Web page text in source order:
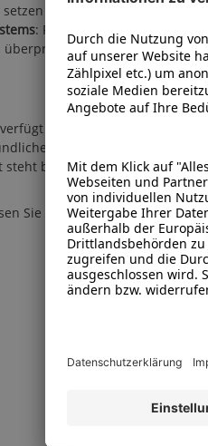
setzen Ihr Gerät auf die
: Fachgerechte
wir Ihr System
über langjährige
und sorgfältige
bei uns an erster Stelle.
Sie Ihr System von unseren